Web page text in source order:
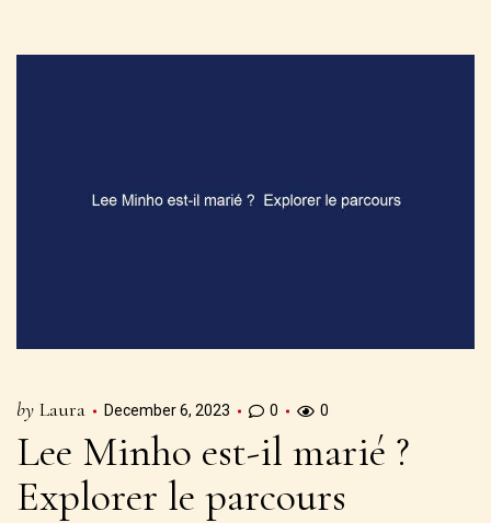
by Laura December 6, 2023 0 0
Lee Minho est-il marié ?
Explorer le parcours